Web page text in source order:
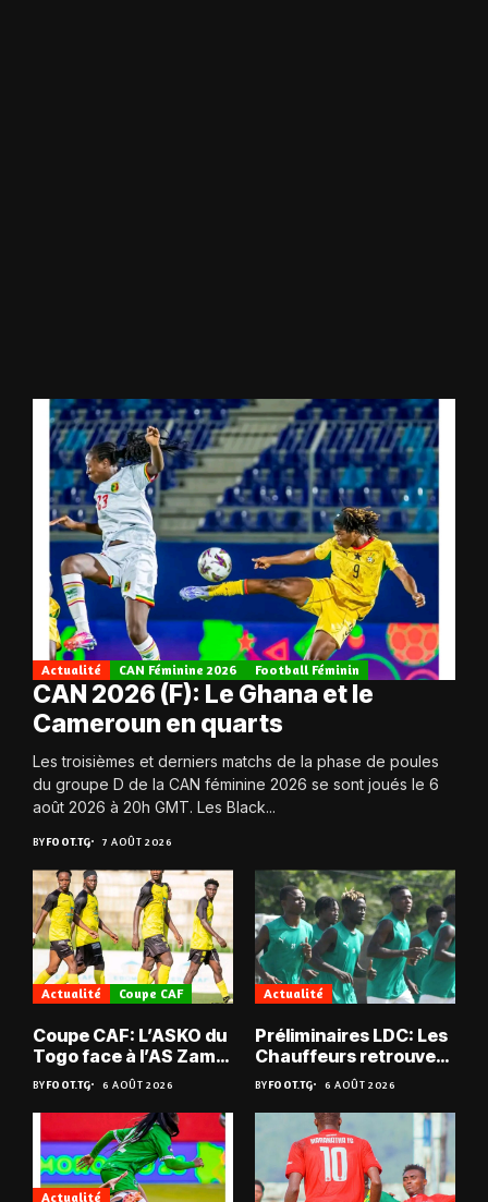
Actualité CAN Féminine 2026 Football Féminin
CAN 2026 (F): Le Ghana et le
Cameroun en quarts
Les troisièmes et derniers matchs de la phase de poules
du groupe D de la CAN féminine 2026 se sont joués le 6
août 2026 à 20h GMT. Les Black...
BYFOOT.TG 7 AOÛT 2026
Actualité Coupe CAF
Coupe CAF: L’ASKO du
Togo face à l’AS Zam
du Niger
BYFOOT.TG 6 AOÛT 2026
Actualité
Préliminaires LDC: Les
Chauffeurs retrouvent
les Mimos
BYFOOT.TG 6 AOÛT 2026
Actualité